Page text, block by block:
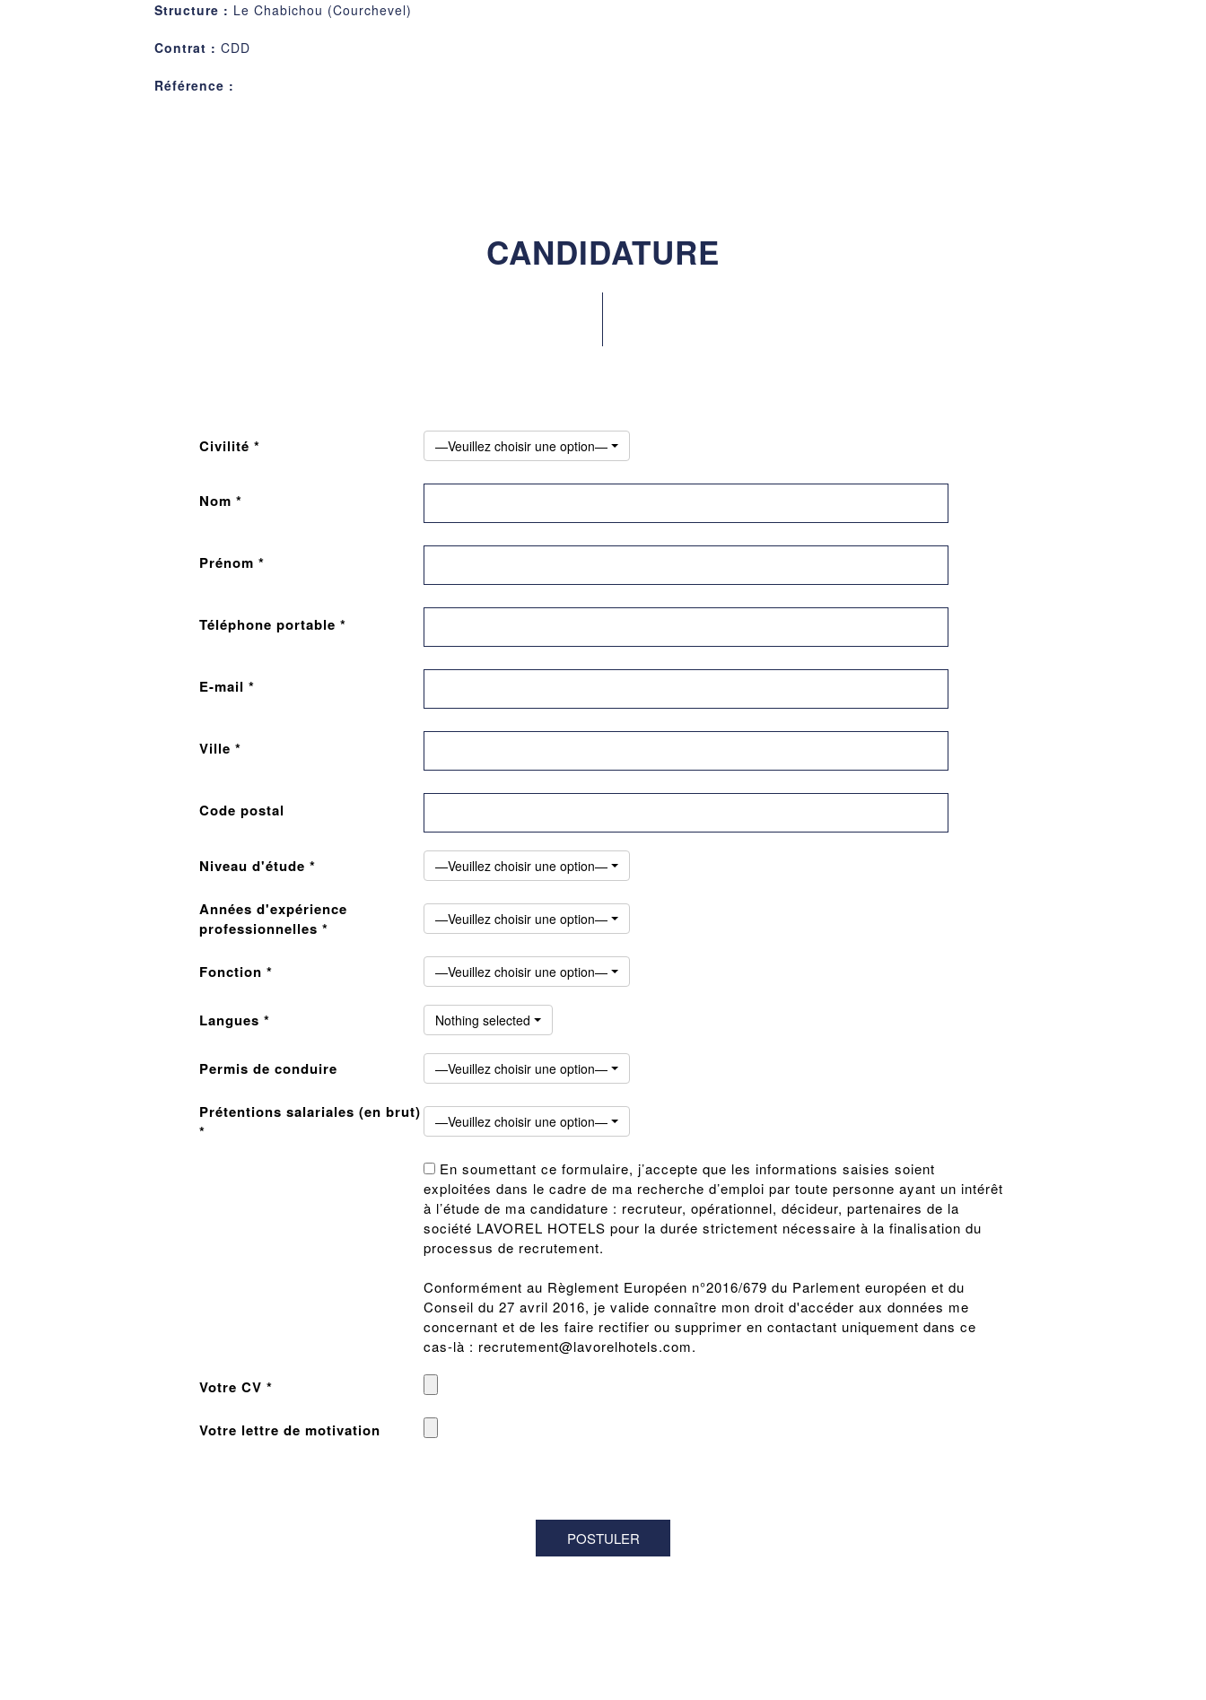
Structure : Le Chabichou (Courchevel)
Contrat : CDD
Référence :
CANDIDATURE
Civilité * —Veuillez choisir une option—
Nom *
Prénom *
Téléphone portable *
E-mail *
Ville *
Code postal
Niveau d'étude * —Veuillez choisir une option—
Années d'expérience
professionnelles *
—Veuillez choisir une option—
Fonction * —Veuillez choisir une option—
Langues * Nothing selected
Permis de conduire —Veuillez choisir une option—
Prétentions salariales (en brut)
*
—Veuillez choisir une option—
En soumettant ce formulaire, j’accepte que les informations saisies soient
exploitées dans le cadre de ma recherche d’emploi par toute personne ayant un intérêt
à l’étude de ma candidature : recruteur, opérationnel, décideur, partenaires de la
société LAVOREL HOTELS pour la durée strictement nécessaire à la finalisation du
processus de recrutement.
Conformément au Règlement Européen n°2016/679 du Parlement européen et du
Conseil du 27 avril 2016, je valide connaître mon droit d'accéder aux données me
concernant et de les faire rectifier ou supprimer en contactant uniquement dans ce
cas-là : recrutement@lavorelhotels.com.
Votre CV *
Votre lettre de motivation